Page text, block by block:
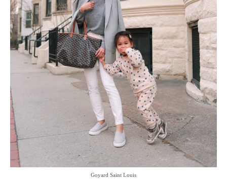
Goyard Saint Louis